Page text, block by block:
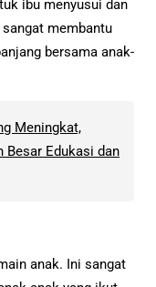
ibu menyusui dan
membantu
bersama anak-
Meningkat,
Besar Edukasi dan
anak. Ini sangat